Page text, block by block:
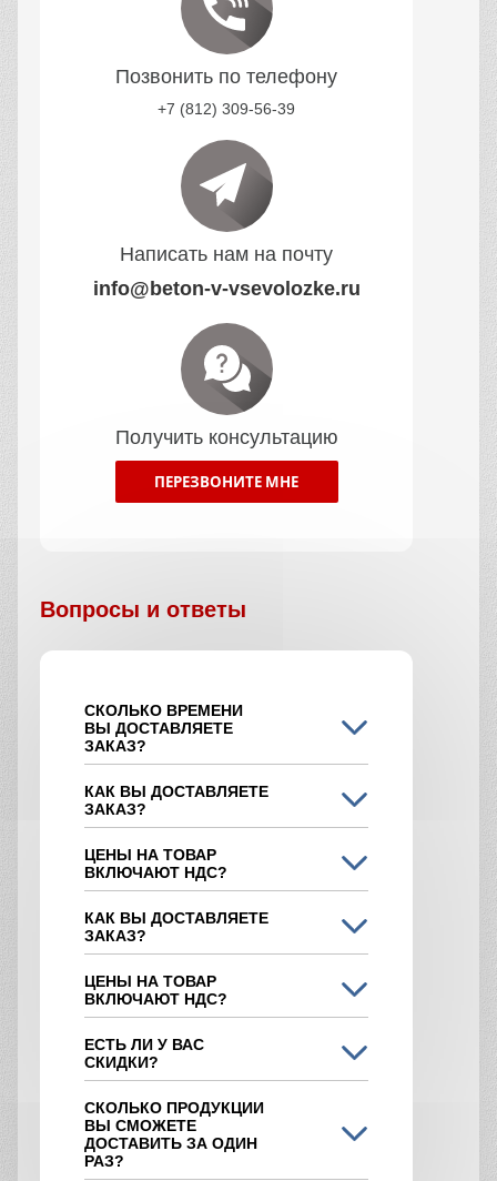
Позвонить по телефону
+7 (812) 309-56-39
Написать нам на почту
info@beton-v-vsevolozke.ru
Получить консультацию
ПЕРЕЗВОНИТЕ МНЕ
Вопросы и ответы
СКОЛЬКО ВРЕМЕНИ
ВЫ ДОСТАВЛЯЕТЕ
ЗАКАЗ?
КАК ВЫ ДОСТАВЛЯЕТЕ
ЗАКАЗ?
ЦЕНЫ НА ТОВАР
ВКЛЮЧАЮТ НДС?
КАК ВЫ ДОСТАВЛЯЕТЕ
ЗАКАЗ?
ЦЕНЫ НА ТОВАР
ВКЛЮЧАЮТ НДС?
ЕСТЬ ЛИ У ВАС
СКИДКИ?
СКОЛЬКО ПРОДУКЦИИ
ВЫ СМОЖЕТЕ
ДОСТАВИТЬ ЗА ОДИН
РАЗ?